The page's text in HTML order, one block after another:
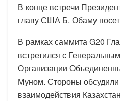
В конце встречи
главу США Б. Обаму
В рамках саммита G20
встретился с
Организации
Муном. Стороны
взаимодействия